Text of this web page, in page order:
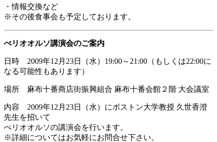
・情報交換など
※その後食事会も予定しております。
ぺリオオルソ講演会のご案内
日時 2009年12月23日（水）19:00～21:00（もしくは22:00に
なる可能性もあります）
場所 麻布十番商店街振興組合 麻布十番会館２階 大会議室
内容 2009年12月23日（水）にボストン大学教授 久世香澄
先生を招いて
ぺリオオルソの講演会を行います。
※詳細についてはお気軽にお問合せ下さい。